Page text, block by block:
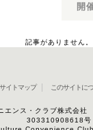
開
記事がありません。
サイトマップ このサイトに
エンス・クラブ株式会
303310908618号